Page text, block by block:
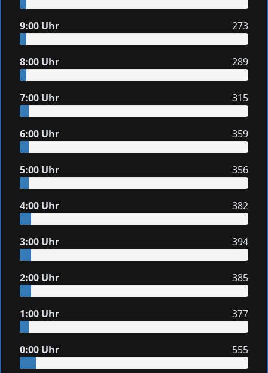
9:00 Uhr 273
8:00 Uhr 289
7:00 Uhr 315
6:00 Uhr 359
5:00 Uhr 356
4:00 Uhr 382
3:00 Uhr 394
2:00 Uhr 385
1:00 Uhr 377
0:00 Uhr 555